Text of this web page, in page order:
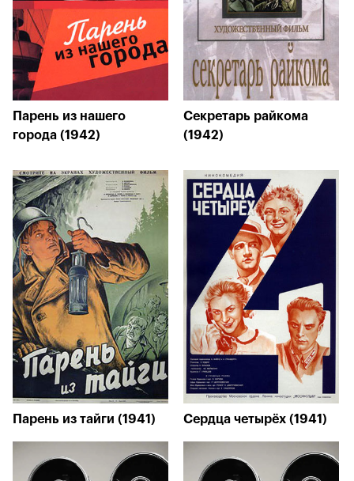
Парень из нашего
города (1942)
Секретарь райкома
(1942)
Парень из тайги (1941) Сердца четырёх (1941)